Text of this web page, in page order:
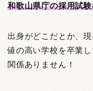
和歌山県庁の採用試
出身がどこだとか、
値の高い学校を卒業
関係ありません！